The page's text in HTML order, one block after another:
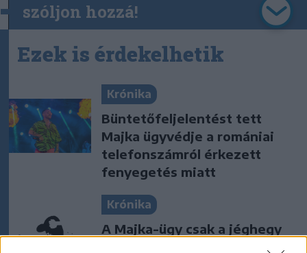
szóljon hozzá!
Ezek is érdekelhetik
Krónika
Büntetőfeljelentést tett
Majka ügyvédje a romániai
telefonszámról érkezett
fenyegetés miatt
Krónika
A Majka-ügy csak a jéghegy
csúcsa, be kellene fejezni a